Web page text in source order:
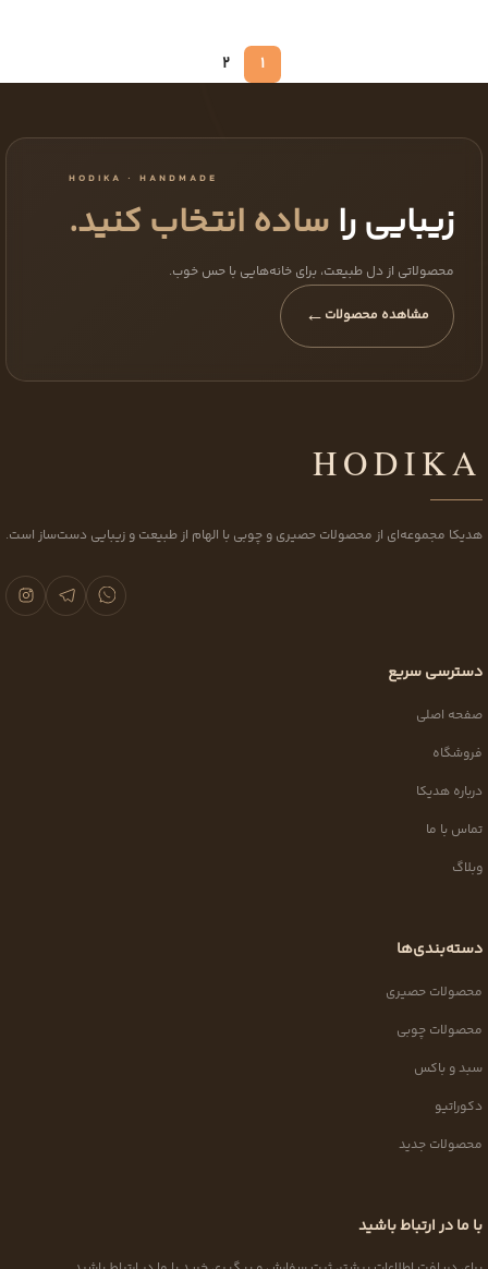
1
2
HODIKA · HANDMADE
زیبایی را ساده انتخاب کنید.
محصولاتی از دل طبیعت، برای خانه‌هایی با حس خوب.
مشاهده محصولات ←
HODIKA
هدیکا مجموعه‌ای از محصولات حصیری و چوبی با الهام از طبیعت و زیبایی دست‌ساز است.
دسترسی سریع
صفحه اصلی
فروشگاه
درباره هدیکا
تماس با ما
وبلاگ
دسته‌بندی‌ها
محصولات حصیری
محصولات چوبی
سبد و باکس
دکوراتیو
محصولات جدید
با ما در ارتباط باشید